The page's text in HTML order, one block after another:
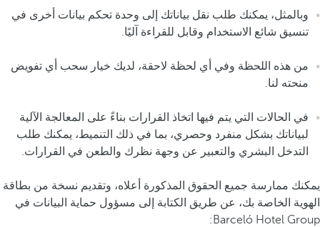
وبالمثل، يمكنك طلب نقل بياناتك إلى وحدة تحكم بيانات أخرى في
تنسيق شائع الاستخدام وقابل للقراءة آليًا.
من هذه اللحظة وفي أي لحظة لاحقة، لديك خيار سحب أي تفويض
منحته لنا.
في الحالات التي يتم فيها اتخاذ القرارات بناءً على المعالجة الآلية
لبياناتك بشكل منفرد وحصري، بما في ذلك التنميط، يمكنك طلب
التدخل البشري والتعبير عن وجهة نظرك والطعن في القرارات.
يمكنك ممارسة جميع الحقوق المذكورة أعلاه، وتقديم نسخة من بطاقة
الهوية الخاصة بك، عن طريق الكتابة إلى مسؤول حماية البيانات في
Barceló Hotel Group: